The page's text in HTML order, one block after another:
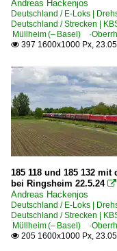
Andreas Hackenjos
Deutschland / E-Loks |
Deutschland / Strecken |
Müllheim (– Basel)
 397 1600x1000 Px,
185 118 und 185 132 mit
bei Ringsheim 22.5.24 
Andreas Hackenjos
Deutschland / E-Loks |
Deutschland / Strecken |
Müllheim (– Basel)
 205 1600x1000 Px,